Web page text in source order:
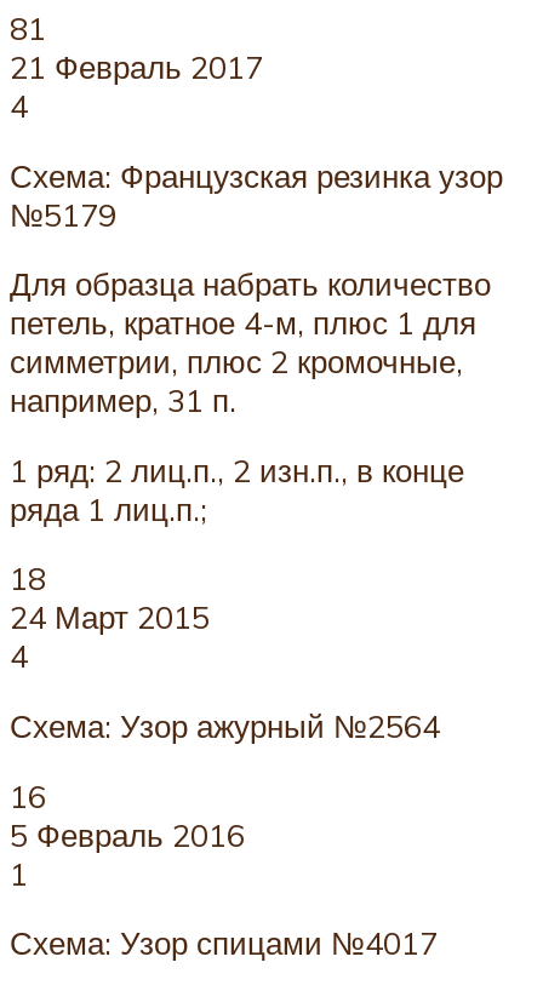
81
21 Февраль 2017
4
Схема: Французская резинка узор
№5179
Для образца набрать количество
петель, кратное 4-м, плюс 1 для
симметрии, плюс 2 кромочные,
например, 31 п.
1 ряд: 2 лиц.п., 2 изн.п., в конце
ряда 1 лиц.п.;
18
24 Март 2015
4
Схема: Узор ажурный №2564
16
5 Февраль 2016
1
Схема: Узор спицами №4017